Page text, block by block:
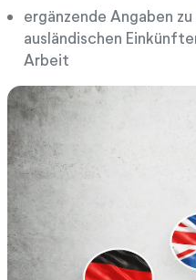
ergänzende Angaben
ausländischen
Arbeit